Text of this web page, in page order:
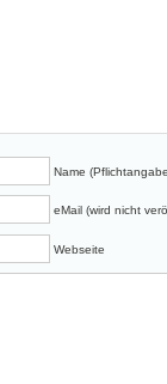
Name
eMail (wird nicht
Webseite